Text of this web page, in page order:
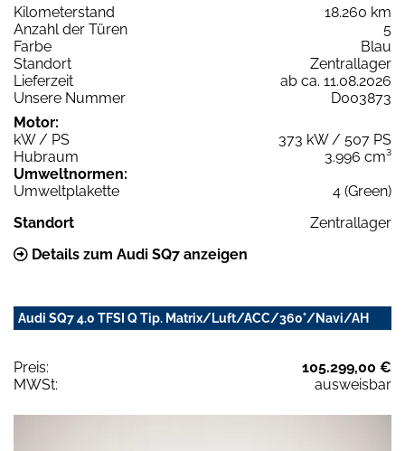
Kilometerstand
18.260 km
Anzahl der Türen
5
Farbe
Blau
Standort
Zentrallager
Lieferzeit
ab ca. 11.08.2026
Unsere Nummer
D003873
Motor:
kW / PS
373 kW / 507 PS
Hubraum
3.996 cm³
Umweltnormen:
Umweltplakette
4 (Green)
Standort
Zentrallager
Details zum Audi SQ7 anzeigen
Audi SQ7 4.0 TFSI Q Tip. Matrix/Luft/ACC/360°/Navi/AH
Preis:
105.299,00 €
MWSt:
ausweisbar